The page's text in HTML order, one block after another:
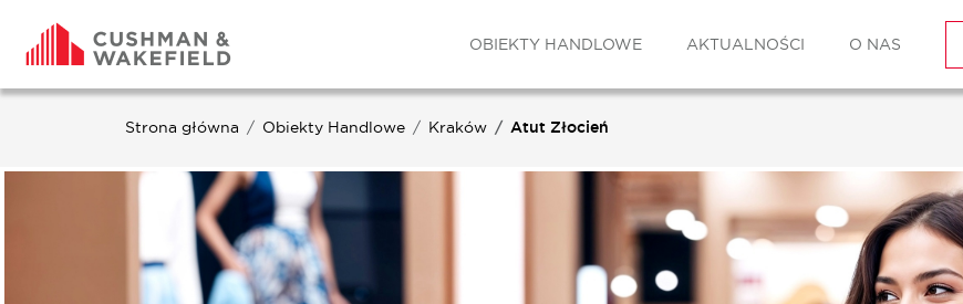
OBIEKTY HANDLOWE AKTUALNOŚCI O NAS
Strona główna Obiekty Handlowe Kraków Atut Złocień